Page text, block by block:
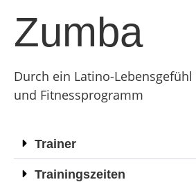
Zumba
Durch ein Latino-
und Fitnessprogramm
Trainer
Trainingszeiten